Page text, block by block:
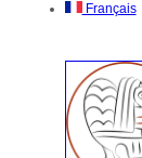
Français